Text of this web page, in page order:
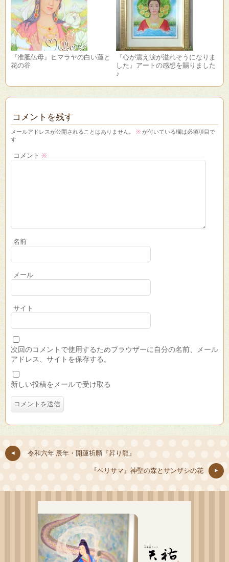
『准胝仏母』ヒマラヤの白い蓮と
花の谷
『心が震え涙が溢れそうになりま
した』アートの感想を賜りました
♪
コメントを残す
メールアドレスが公開されることはありません。 ※ が付いている欄は必須項目で
す
コメント ※
名前
メール
サイト
次回のコメントで使用するためブラウザーに自分の名前、メール
アドレス、サイトを保存する。
新しい投稿をメールで受け取る
令和六年 辰年・開運祈願『昇り龍』
『ベリサマ』神聖の森とサンザシの花